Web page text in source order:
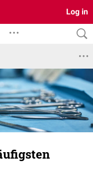
Log in